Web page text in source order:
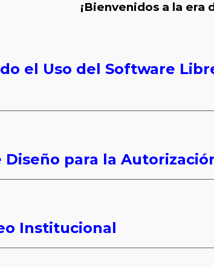
¡Bienvenidos a la era
el Uso del Software
Diseño para la
Institucional